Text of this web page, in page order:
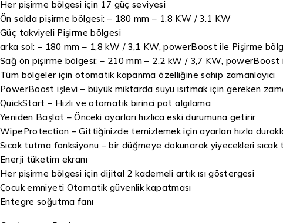
Her pişirme bölgesi için 17 güç seviyesi
Ön solda pişirme bölgesi: – 180 mm – 1.8 KW / 3.1 KW
Güç takviyeli Pişirme bölgesi
arka sol: – 180 mm – 1,8 kW / 3,1 KW, powerBoost ile Pişirme
Sağ ön pişirme bölgesi: – 210 mm – 2,2 kW / 3,7 KW,
Tüm bölgeler için otomatik kapanma özelliğine sahip zamanlayıcı
PowerBoost işlevi – büyük miktarda suyu ısıtmak için gereken
QuickStart – Hızlı ve otomatik birinci pot algılama
Yeniden Başlat – Önceki ayarları hızlıca eski durumuna getirir
WipeProtection – Gittiğinizde temizlemek için ayarları hızla
Sıcak tutma fonksiyonu – bir düğmeye dokunarak yiyecekleri
Enerji tüketim ekranı
Her pişirme bölgesi için dijital 2 kademeli artık ısı göstergesi
Çocuk emniyeti Otomatik güvenlik kapatması
Entegre soğutma fanı